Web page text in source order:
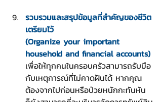
รวบรวมและสรุปข้อมูลที่สำคัญของชีวิต
เตรียมไว้
(Organize your important
household and financial accounts)
เพื่อให้ทุกคนในครอบครัวสามารถรับมือ
กับเหตุการณ์ที่ไม่คาดฝันได้ หากคุณ
ต้องจากไปก่อนหรือป่วยหนักกะทันหัน